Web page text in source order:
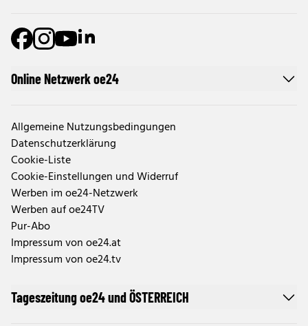
Online Netzwerk oe24
Allgemeine Nutzungsbedingungen
Datenschutzerklärung
Cookie-Liste
Cookie-Einstellungen und Widerruf
Werben im oe24-Netzwerk
Werben auf oe24TV
Pur-Abo
Impressum von oe24.at
Impressum von oe24.tv
Tageszeitung oe24 und ÖSTERREICH